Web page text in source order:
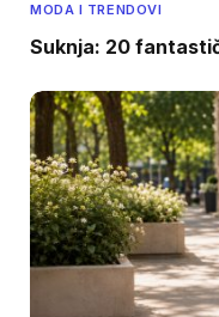
MODA I TRENDOVI
Suknja: 20